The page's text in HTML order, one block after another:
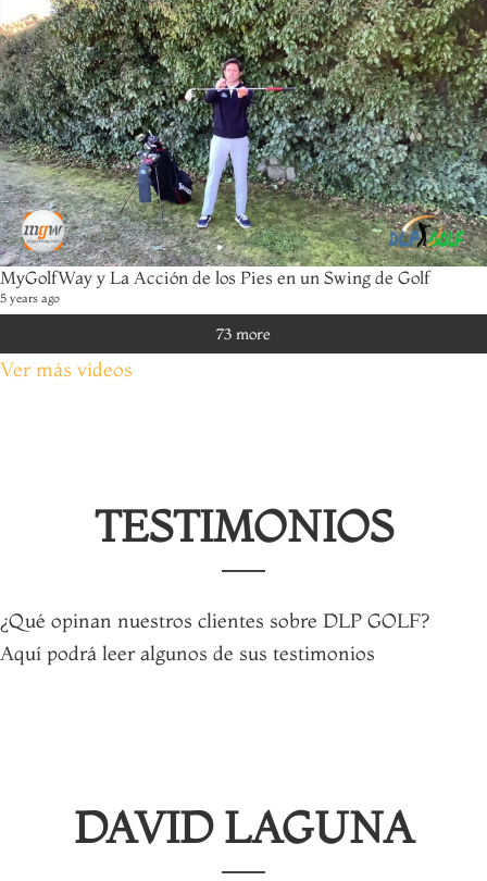
MyGolfWay y La Acción de los Pies en un Swing de Golf
5 years ago
73 more
Ver más vídeos
TESTIMONIOS
¿Qué opinan nuestros clientes sobre DLP GOLF?
Aquí podrá leer algunos de sus testimonios
DAVID LAGUNA